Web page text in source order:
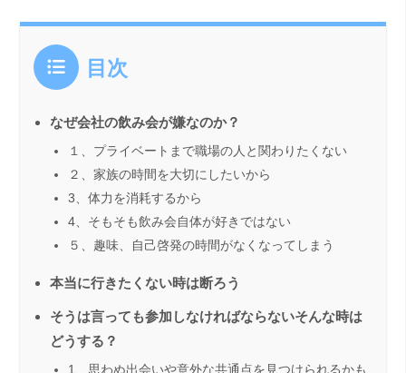
目次
なぜ会社の飲み会が嫌なのか？
１、プライベートまで職場の人と関わりたくない
２、家族の時間を大切にしたいから
3、体力を消耗するから
4、そもそも飲み会自体が好きではない
５、趣味、自己啓発の時間がなくなってしまう
本当に行きたくない時は断ろう
そうは言っても参加しなければならないそんな時は
どうする？
1、思わぬ出会いや意外な共通点を見つけられるかも